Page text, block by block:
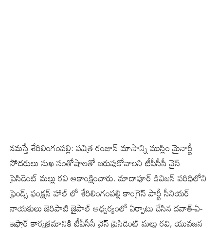
నమస్తే శేరిలింగంపల్లి: పవిత్ర రంజాన్ మాసాన్ని ముస్లిం మైనార్టీ
సోదరులు సుఖ సంతోషాలతో జరుపుకోవాలని టీపీసీసీ వైస్
ప్రెసిడెంట్ మల్లు రవి ఆకాంక్షించారు. మాదాపూర్ డివిజన్ పరిధిలోని
ఫ్రెండ్స్ ఫంక్షన్ హాల్ లో శేరిలింగంపల్లి కాంగ్రెస్ పార్టీ సీనియర్
నాయకులు జెరిపాటి జైపాల్ ఆధ్వర్యంలో ఏర్పాటు చేసిన దవాత్-ఏ-
ఇఫ్తార్ కార్యక్రమానికి టీపీసీసీ వైస్ ప్రెసిడెంట్ మల్లు రవి, యువజన